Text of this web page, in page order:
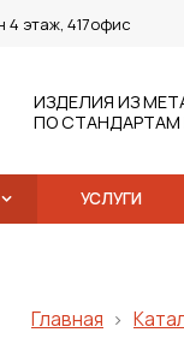
4 этаж, 417офис
ИЗДЕЛИЯ ИЗ
ПО СТАНДАРТАМ
УСЛУГИ
Главная